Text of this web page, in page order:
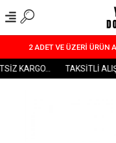
2 ADET VE ÜZERİ ÜRÜN
KARGO... TAKSİTLİ